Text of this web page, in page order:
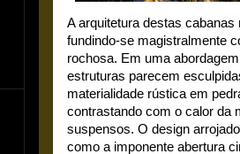
A arquitetura destas
fundindo-se magistralmente
rochosa. Em uma
estruturas parecem
materialidade rústica em
contrastando com o calor da
suspensos. O design
como a imponente abertura